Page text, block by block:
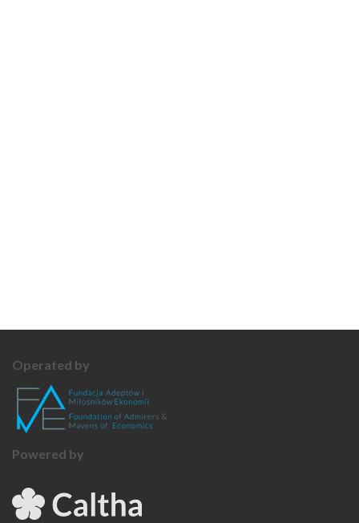
Operated by
Powered by